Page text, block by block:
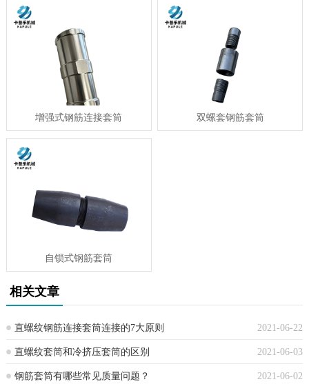
增强式钢筋连接套筒 双螺套钢筋套筒
自锁式钢筋套筒
相关文章
2021-06-22
直螺纹钢筋连接套筒连接的7大原则
2021-06-03
直螺纹套筒和冷挤压套筒的区别
2021-06-02
钢筋套筒有哪些常见质量问题？